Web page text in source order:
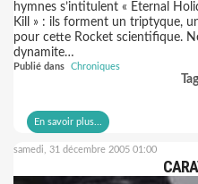
hymnes s’intitulent « Eternal
Kill » : ils forment un triptyque,
pour cette Rocket scientifique.
dynamite…
Publié dans Chroniques
En savoir plus...
samedi, 31 décembre 2005 01:00